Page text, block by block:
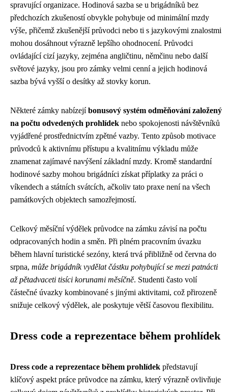
spravující organizace. Hodinová sazba se u brigádníků bez
předchozích zkušeností obvykle pohybuje od minimální mzdy
výše, přičemž zkušenější průvodci nebo ti s jazykovými znalostmi
mohou dosáhnout výrazně lepšího ohodnocení. Průvodci
ovládající cizí jazyky, zejména angličtinu, němčinu nebo další
světové jazyky, jsou pro zámky velmi cenní a jejich hodinová
sazba bývá vyšší o desítky až stovky korun.
Některé zámky nabízejíbonusový systém odměňování založený
na počtu odvedených prohlídek nebo spokojenosti návštěvníků
vyjádřené prostřednictvím zpětné vazby. Tento způsob motivace
průvodců k aktivnímu přístupu a kvalitnímu výkladu může
znamenat zajímavé navýšení základní mzdy. Kromě standardní
hodinové sazby mohou brigádníci získat příplatky za práci o
víkendech a státních svátcích, ačkoliv tato praxe není na všech
památkových objektech samozřejmostí.
Celkový měsíční výdělek průvodce na zámku závisí na počtu
odpracovaných hodin a směn. Při plném pracovním úvazku
během hlavní turistické sezóny, která trvá přibližně od června do
srpna, může brigádník vydělat částku pohybující se mezi patnácti
až pětadvaceti tisíci korunami měsíčně. Studenti často volí
částečné úvazky kombinované s jinými aktivitami, což přirozeně
snižuje celkový výdělek, ale poskytuje větší časovou flexibilitu.
Dress code a reprezentace během prohlídek
Dress code a reprezentace během prohlídek představují
klíčový aspekt práce průvodce na zámku, který výrazně ovlivňuje